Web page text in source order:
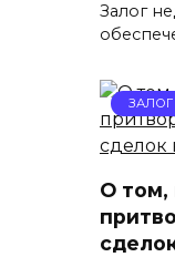
Залог
О том,